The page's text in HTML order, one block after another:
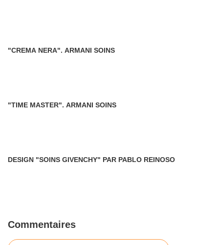
"CREMA NERA". ARMANI SOINS
"TIME MASTER". ARMANI SOINS
DESIGN "SOINS GIVENCHY" PAR PABLO REINOSO
Commentaires